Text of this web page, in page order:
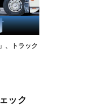
、トラック
ック